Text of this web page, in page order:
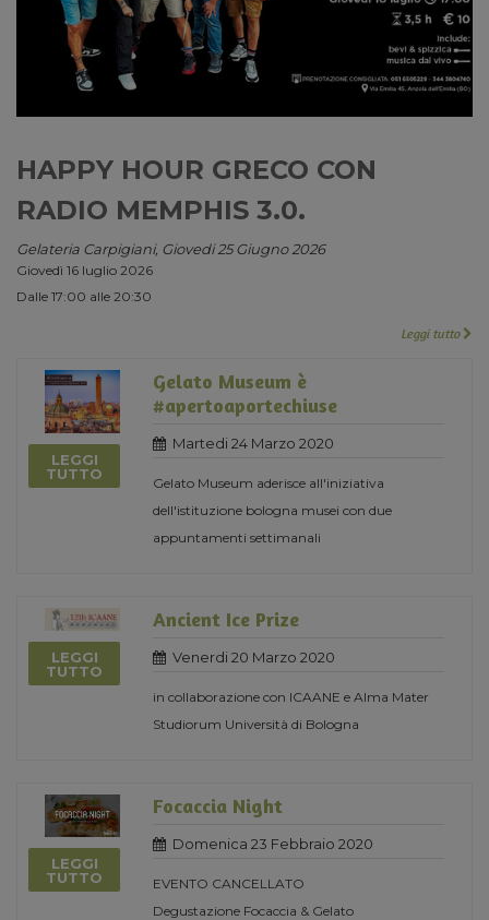
HAPPY HOUR GRECO CON
RADIO MEMPHIS 3.0.
Gelateria Carpigiani, Giovedi 25 Giugno 2026
Giovedì 16 luglio 2026
Dalle 17:00 alle 20:30
Leggi tutto
LEGGI
TUTTO
Gelato Museum è
#apertoaportechiuse
Martedi 24 Marzo 2020
Gelato Museum aderisce all'iniziativa
dell'istituzione bologna musei con due
appuntamenti settimanali
LEGGI
TUTTO
Ancient Ice Prize
Venerdi 20 Marzo 2020
in collaborazione con ICAANE e Alma Mater
Studiorum Università di Bologna
LEGGI
TUTTO
Focaccia Night
Domenica 23 Febbraio 2020
EVENTO CANCELLATO
Degustazione Focaccia & Gelato